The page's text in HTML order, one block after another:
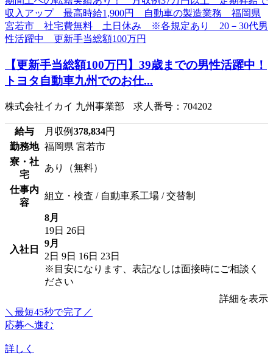
【更新手当総額100万円】39歳までの男性活躍中！
トヨタ自動車九州でのお仕...
株式会社イカイ 九州事業部 求人番号：704202
給与 月収例 378,834円
勤務地 福岡県 宮若市
寮・社
宅
あり（無料）
仕事内
容
組立・検査 / 自動車系工場 / 交替制
入社日
8月
19日 26日
9月
2日 9日 16日 23日
※目安になります、表記なしは面接時にご相談く
ださい
詳細を表示
＼最短45秒で完了／
応募へ進む
詳しく